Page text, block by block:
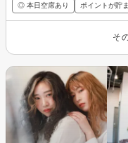
◎ 本日空席あり ポイントが貯
そ